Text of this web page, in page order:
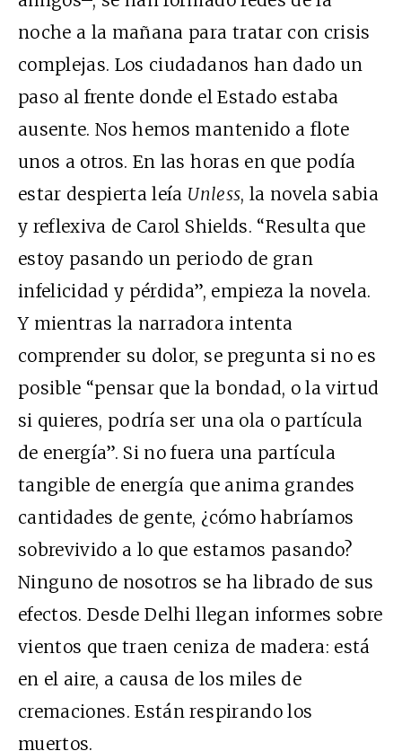
noche a la mañana para tratar con crisis
complejas. Los ciudadanos han dado un
paso al frente donde el Estado estaba
ausente. Nos hemos mantenido a flote
unos a otros. En las horas en que podía
estar despierta leía Unless, la novela sabia
y reflexiva de Carol Shields. “Resulta que
estoy pasando un periodo de gran
infelicidad y pérdida”, empieza la novela.
Y mientras la narradora intenta
comprender su dolor, se pregunta si no es
posible “pensar que la bondad, o la virtud
si quieres, podría ser una ola o partícula
de energía”. Si no fuera una partícula
tangible de energía que anima grandes
cantidades de gente, ¿cómo habríamos
sobrevivido a lo que estamos pasando?
Ninguno de nosotros se ha librado de sus
efectos. Desde Delhi llegan informes sobre
vientos que traen ceniza de madera: está
en el aire, a causa de los miles de
cremaciones. Están respirando los
muertos.